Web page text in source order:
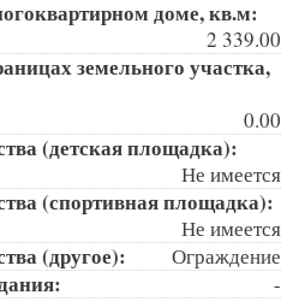
доме, кв.м:
2 339.00
земельного участка,
0.00
(детская площадка):
Не имеется
(спортивная площадка):
Не имеется
(другое): Ограждение
-